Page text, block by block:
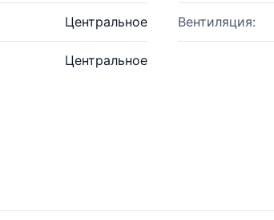
Центральное Вентиляция:
Центральное